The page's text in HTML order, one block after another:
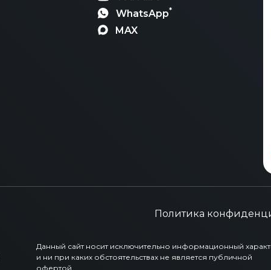
WhatsApp*
MAX
Политика
Данный сайт носит исключительно информационный
и ни при каких обстоятельствах не является публичной
офертой